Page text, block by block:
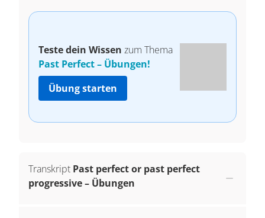
Teste dein Wissen zum Thema
Past Perfect – Übungen!
Übung starten
Transkript Past perfect or past perfect
progressive – Übungen